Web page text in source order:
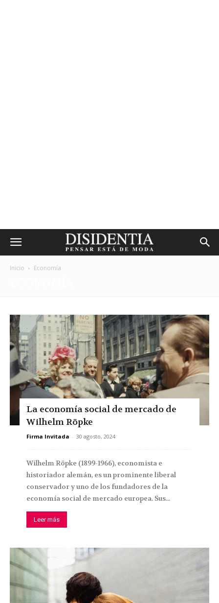
Inicio Economía
La economía social de mercado de
Wilhelm Röpke
Firma Invitada - 30 agosto, 2024
Wilhelm Röpke (1899-1966), economista e
historiador alemán, es un prominente liberal
conservador y uno de los fundadores de la
economía social de mercado europea. Sus...
Leer más